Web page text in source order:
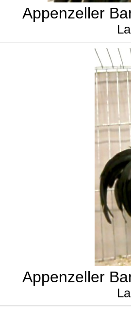
Appenzeller
Appenzeller